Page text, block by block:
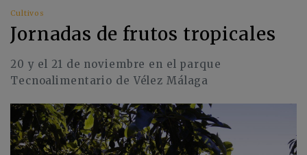
Cultivos
Jornadas de frutos tropicales
20 y el 21 de noviembre en el parque
Tecnoalimentario de Vélez Málaga